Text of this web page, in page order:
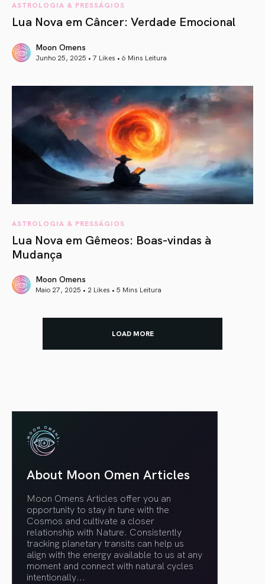
ASTROLOGIA & PRESSÁGIOS
Lua Nova em Câncer: Verdade Emocional
Moon Omens
Junho 25, 2025 • 7 Likes • 6 Mins Leitura
ASTROLOGIA & PRESSÁGIOS
Lua Nova em Gêmeos: Boas-vindas à
Mudança
Moon Omens
Maio 27, 2025 • 2 Likes • 5 Mins Leitura
LOAD MORE
About Moon Omen Articles
Moon Omens Articles offer you an
opportunity to stay in tune with the
Cosmos and cultivate a closer
relationship with Nature. Consistently
tracking planetary transits can help us
align with the energy available to us at any
moment and connect with natural cycles
intentionally...